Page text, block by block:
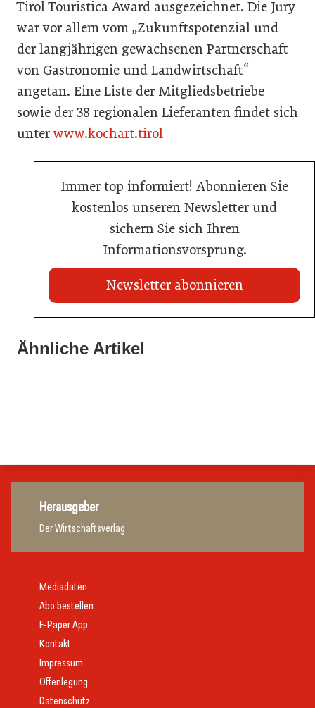
Tirol Touristica Award ausgezeichnet. Die Jury
war vor allem vom „Zukunftspotenzial und
der langjährigen gewachsenen Partnerschaft
von Gastronomie und Landwirtschaft“
angetan. Eine Liste der Mitgliedsbetriebe
sowie der 38 regionalen Lieferanten findet sich
unterwww.kochart.tirol
Immer top informiert! Abonnieren Sie
kostenlos unseren Newsletter und
sichern Sie sich Ihren
Informationsvorsprung.
Newsletter abonnieren
Ähnliche Artikel
War die Fußball-WM 2026 für Ihren Betrieb ein
21. Juli 2026
Stipendium für Nachwuchstalent in der Wiener
Herausgeber
Der Wirtschaftsverlag
Mediadaten
Abo bestellen
E-Paper App
Kontakt
Impressum
Offenlegung
Datenschutz